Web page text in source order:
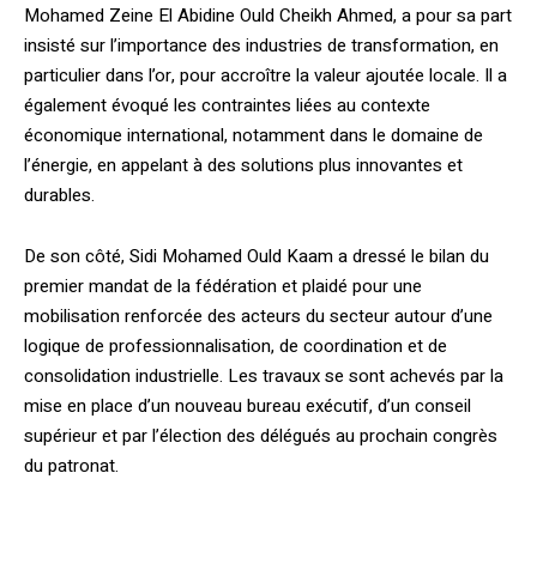
Mohamed Zeine El Abidine Ould Cheikh Ahmed, a pour sa part
insisté sur l’importance des industries de transformation, en
particulier dans l’or, pour accroître la valeur ajoutée locale. Il a
également évoqué les contraintes liées au contexte
économique international, notamment dans le domaine de
l’énergie, en appelant à des solutions plus innovantes et
durables.
De son côté, Sidi Mohamed Ould Kaam a dressé le bilan du
premier mandat de la fédération et plaidé pour une
mobilisation renforcée des acteurs du secteur autour d’une
logique de professionnalisation, de coordination et de
consolidation industrielle. Les travaux se sont achevés par la
mise en place d’un nouveau bureau exécutif, d’un conseil
supérieur et par l’élection des délégués au prochain congrès
du patronat.